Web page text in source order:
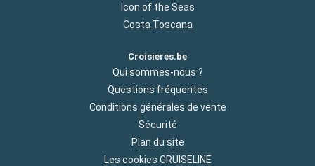
Icon of the Seas
Costa Toscana
Croisieres.be
Qui sommes-nous ?
Questions fréquentes
Conditions générales de vente
Sécurité
Plan du site
Les cookies CRUISELINE